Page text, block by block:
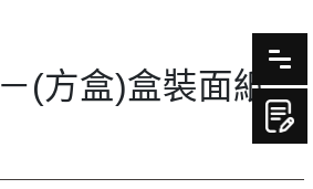
(方盒)盒裝面紙